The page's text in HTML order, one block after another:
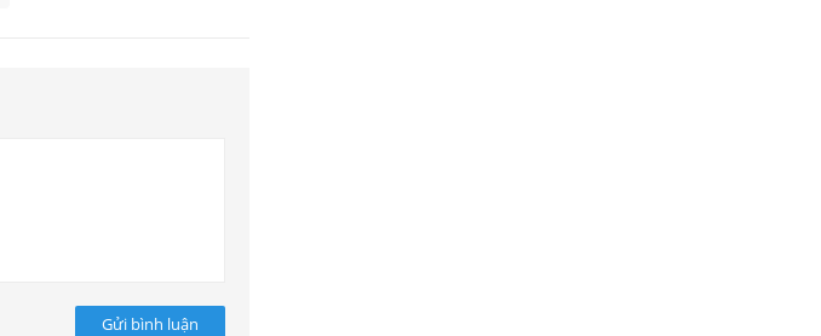
Gửi bình luận